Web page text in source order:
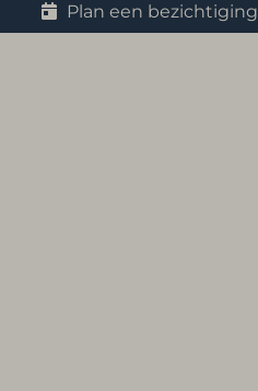
Plan een bezichtiging